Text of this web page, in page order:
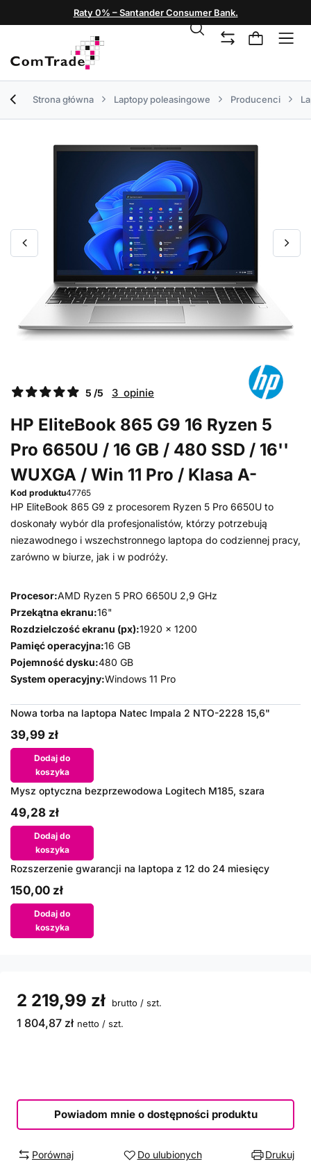
Raty 0% – Santander Consumer Bank.
Strona główna Laptopy poleasingowe Producenci
5 /5 3 opinie
HP EliteBook 865 G9 16 Ryzen 5
Pro 6650U / 16 GB / 480 SSD / 16''
WUXGA / Win 11 Pro / Klasa A-
Kod produktu47765
HP EliteBook 865 G9 z procesorem Ryzen 5 Pro 6650U to
doskonały wybór dla profesjonalistów, którzy potrzebują
niezawodnego i wszechstronnego laptopa do codziennej pracy,
zarówno w biurze, jak i w podróży.
Procesor:AMD Ryzen 5 PRO 6650U 2,9 GHz
Przekątna ekranu:16"
Rozdzielczość ekranu (px):1920 x 1200
Pamięć operacyjna:16 GB
Pojemność dysku:480 GB
System operacyjny:Windows 11 Pro
Nowa torba na laptopa Natec Impala 2 NTO-2228 15,6"
39,99 zł
Dodaj do
koszyka
Mysz optyczna bezprzewodowa Logitech M185, szara
49,28 zł
Dodaj do
koszyka
Rozszerzenie gwarancji na laptopa z 12 do 24 miesięcy
150,00 zł
Dodaj do
koszyka
2 219,99 zł brutto / szt.
1 804,87 zł netto / szt.
Powiadom mnie o dostępności produktu
Porównaj Do ulubionych Drukuj